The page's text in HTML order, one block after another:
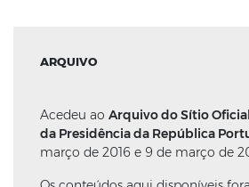
ARQUIVO
Acedeu ao Arquivo do Sítio
da Presidência da República
março de 2016 e 9 de março de